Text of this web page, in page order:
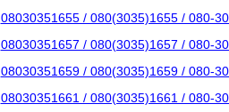
08030351655 / 080(3035)1655 / 080-
08030351657 / 080(3035)1657 / 080-
08030351659 / 080(3035)1659 / 080-
08030351661 / 080(3035)1661 / 080-